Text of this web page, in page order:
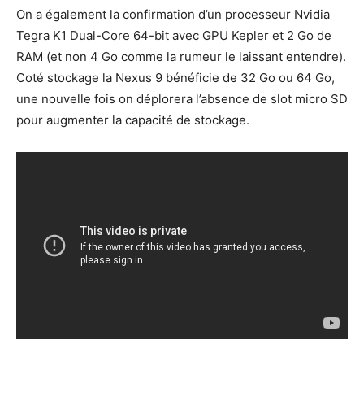
On a également la confirmation d’un processeur Nvidia
Tegra K1 Dual-Core 64-bit avec GPU Kepler et 2 Go de
RAM (et non 4 Go comme la rumeur le laissant entendre).
Coté stockage la Nexus 9 bénéficie de 32 Go ou 64 Go,
une nouvelle fois on déplorera l’absence de slot micro SD
pour augmenter la capacité de stockage.